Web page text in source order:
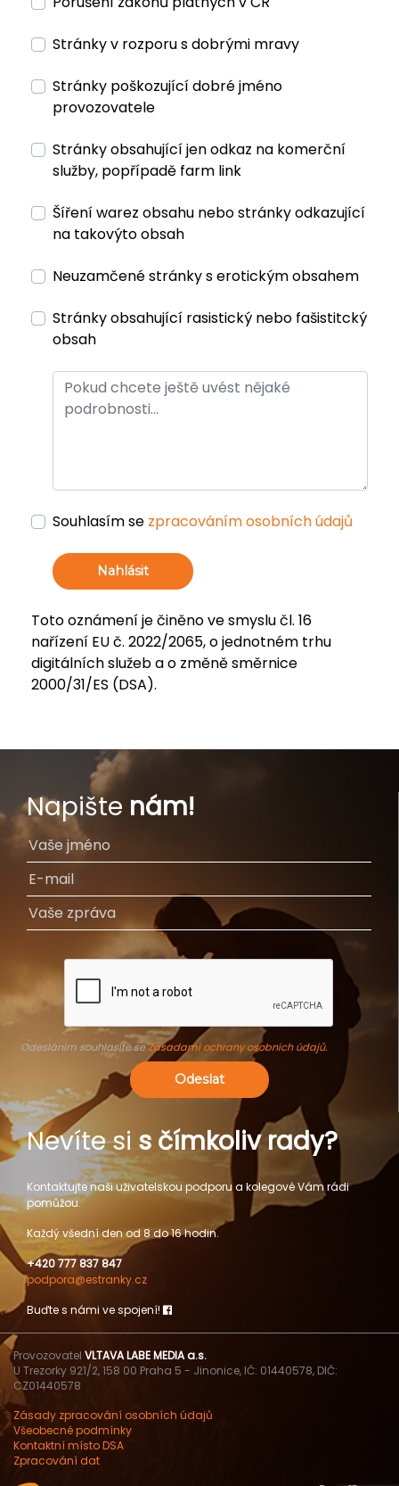
Stránky v rozporu s dobrými mravy
Stránky poškozující dobré jméno
provozovatele
Stránky obsahující jen odkaz na komerční
služby, popřípadě farm link
Šíření warez obsahu nebo stránky odkazující
na takovýto obsah
Neuzamčené stránky s erotickým obsahem
Stránky obsahující rasistický nebo fašistitcký
obsah
Souhlasím se zpracováním osobních údajů
Nahlásit
Toto oznámení je činěno ve smyslu čl. 16
nařízení EU č. 2022/2065, o jednotném trhu
digitálních služeb a o změně směrnice
2000/31/ES (DSA).
Napište nám!
Odesláním souhlasíte seZásadami ochrany osobních údajů.
Odeslat
Nevíte si s čímkoliv rady?
Kontaktujte naši uživatelskou podporu a kolegové Vám rádi
pomůžou.
Každý všední den od 8 do 16 hodin.
+420 777 837 847
podpora@estranky.cz
Buďte s námi ve spojení!
Provozovatel VLTAVA LABE MEDIA a.s.
U Trezorky 921/2, 158 00 Praha 5 - Jinonice, IČ: 01440578, DIČ:
CZ01440578
Zásady zpracování osobních údajů
Všeobecné podmínky
Kontaktní místo DSA
Zpracování dat